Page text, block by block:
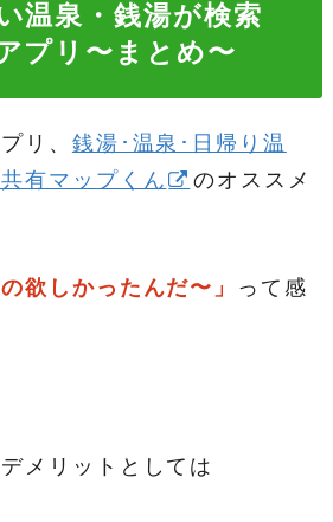
温泉・銭湯が検索
プリ〜まとめ〜
リ、 銭湯･温泉･日帰り温
有マップくん
のオススメ
欲しかったんだ〜」 って感
メリットとしては